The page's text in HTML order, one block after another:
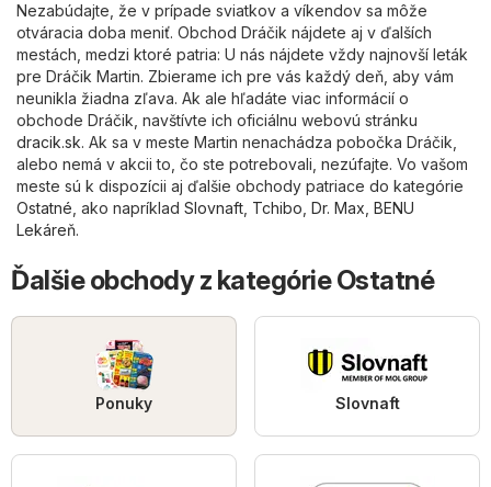
Nezabúdajte, že v prípade sviatkov a víkendov sa môže
otváracia doba meniť. Obchod Dráčik nájdete aj v ďalších
mestách, medzi ktoré patria: U nás nájdete vždy najnovší leták
pre Dráčik Martin. Zbierame ich pre vás každý deň, aby vám
neunikla žiadna zľava. Ak ale hľadáte viac informácií o
obchode Dráčik, navštívte ich oficiálnu webovú stránku
dracik.sk. Ak sa v meste Martin nenachádza pobočka Dráčik,
alebo nemá v akcii to, čo ste potrebovali, nezúfajte. Vo vašom
meste sú k dispozícii aj ďalšie obchody patriace do kategórie
Ostatné , ako napríklad Slovnaft Tchibo Dr. Max BENU
Lekáreň.
Ďalšie obchody z kategórie Ostatné
Ponuky Slovnaft